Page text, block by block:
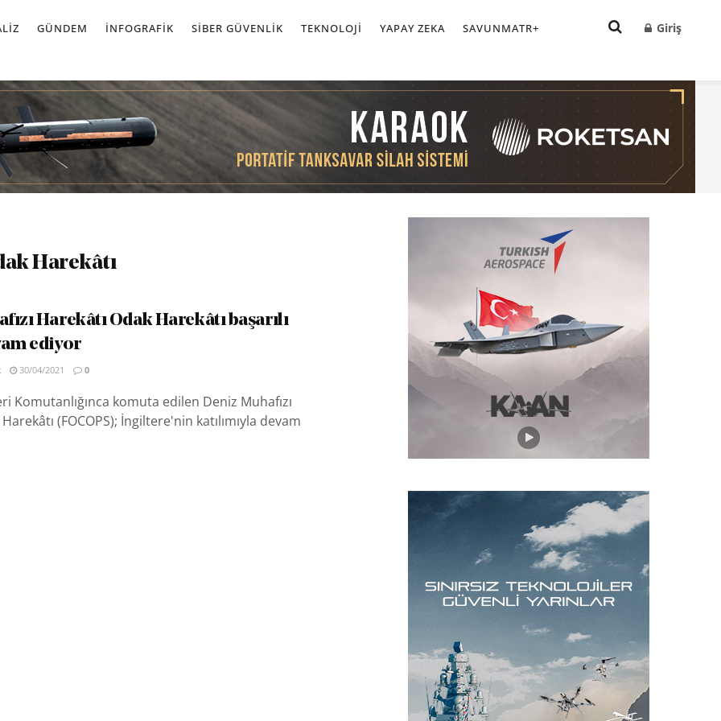
GÜNDEM İNFOGRAFIK SIBER GÜVENLIK TEKNOLOJI YAPAY ZEKA SAVUNMATR+ Giriş
Harekâtı
Harekâtı Odak Harekâtı başarılı
ediyor
30/04/2021 0
Komutanlığınca komuta edilen Deniz Muhafızı
(FOCOPS); İngiltere'nin katılımıyla devam